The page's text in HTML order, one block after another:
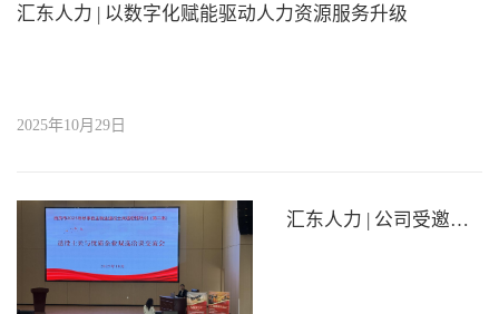
汇东人力 | 以数字化赋能驱动人力资源服务升级
2025年10月29日
汇东人力 | 公司受邀参加市退役士兵职业推荐会